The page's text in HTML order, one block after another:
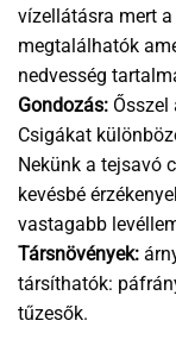
vízellátásra mert
megtalálhatók
nedvesség
Gondozás: Ősszel
Csigákat
Nekünk a tejsavó
kevésbé
vastagabb
Társnövények:
társíthatók:
tűzesők.